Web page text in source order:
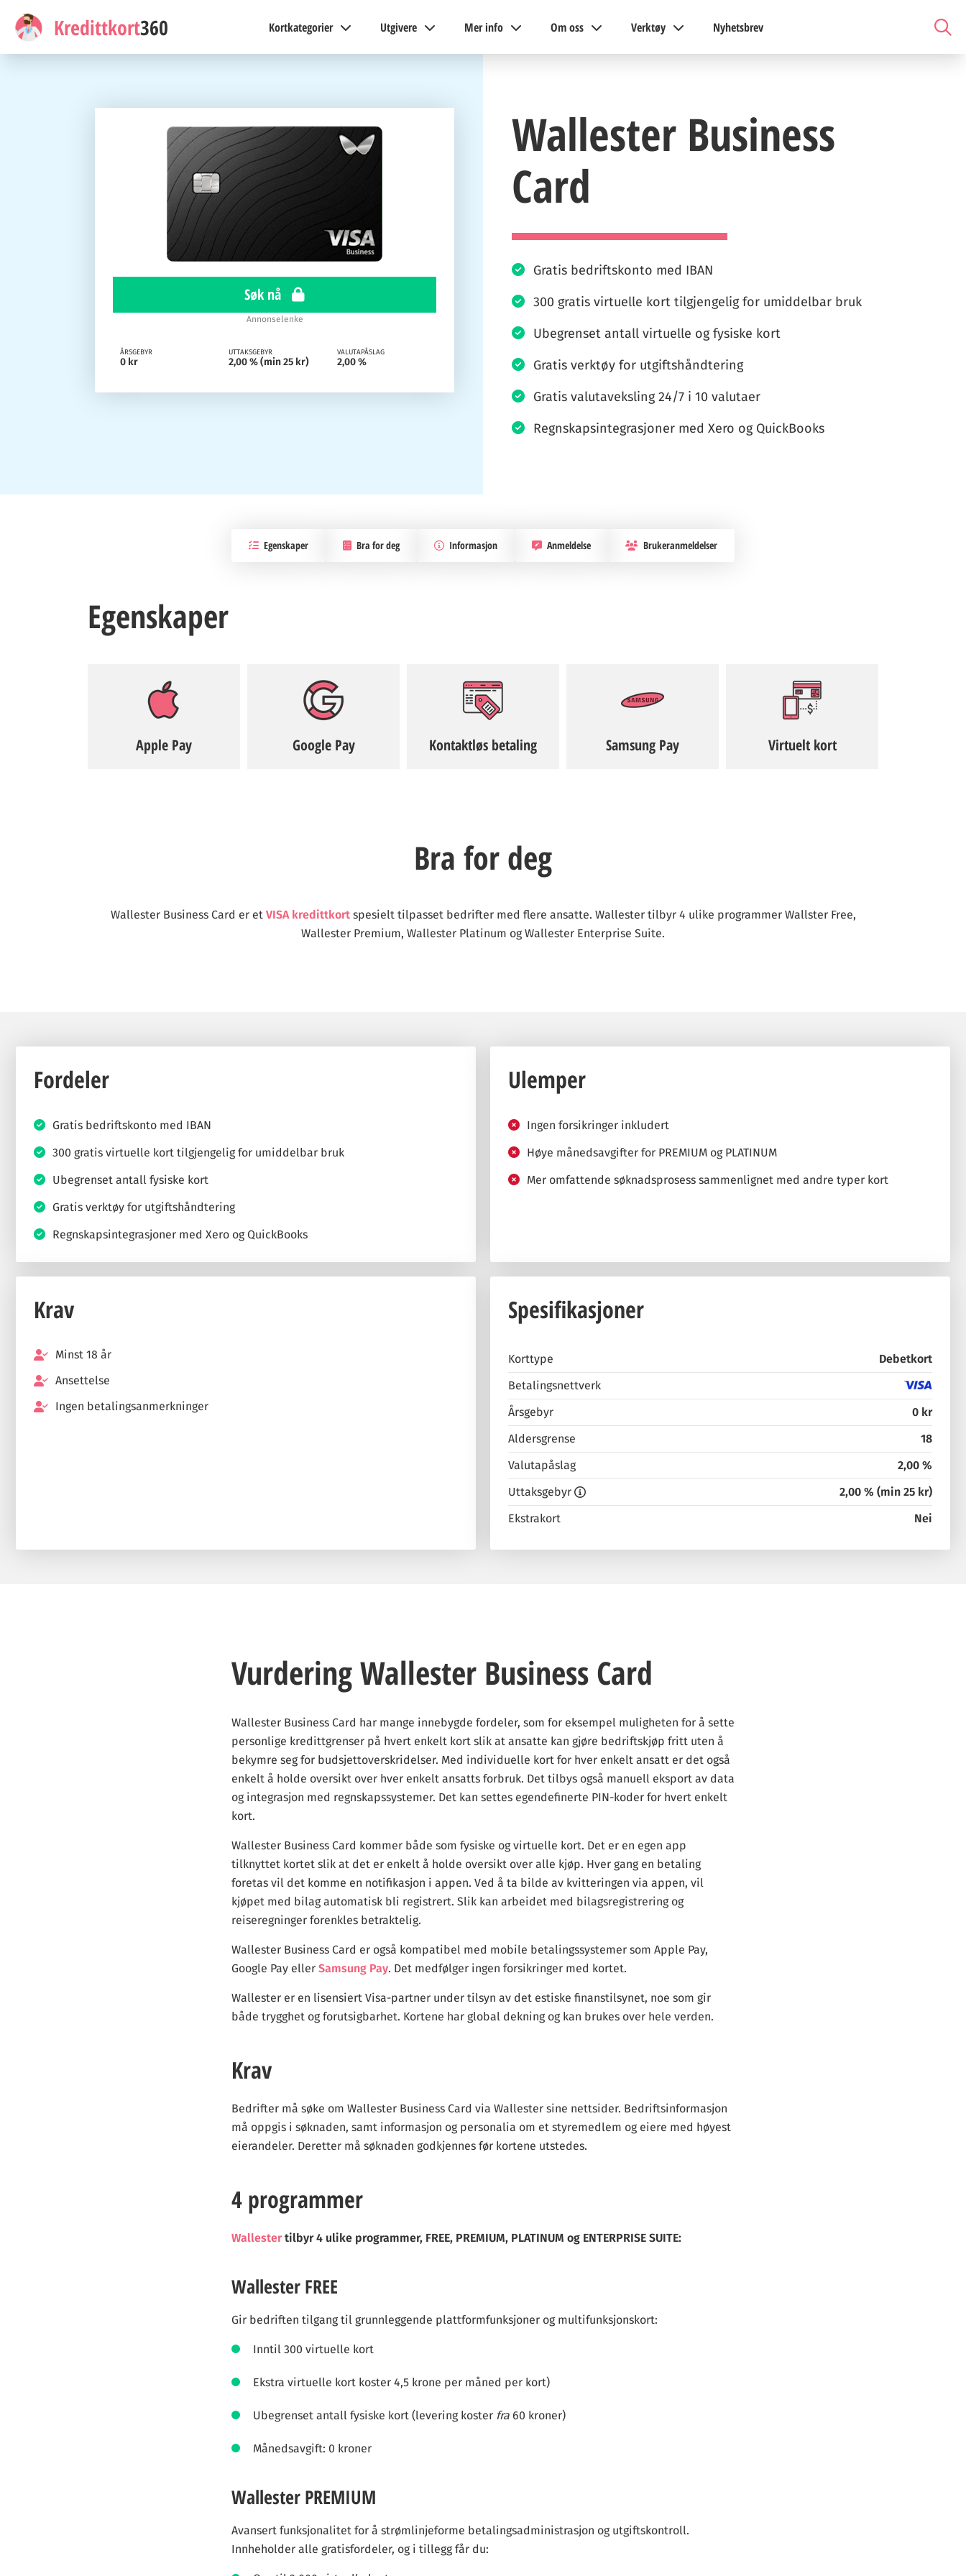
Kredittkort360 Kortkategorier Utgivere Mer info Om oss Verktøy Nyhetsbrev
Søk nå
Annonselenke
ÅRSGEBYR
0 kr
UTTAKSGEBYR
2,00 % (min 25 kr)
VALUTAPÅSLAG
2,00 %
Wallester Business
Card
Gratis bedriftskonto med IBAN
300 gratis virtuelle kort tilgjengelig for umiddelbar bruk
Ubegrenset antall virtuelle og fysiske kort
Gratis verktøy for utgiftshåndtering
Gratis valutaveksling 24/7 i 10 valutaer
Regnskapsintegrasjoner med Xero og QuickBooks
Egenskaper Bra for deg Informasjon Anmeldelse Brukeranmeldelser
Egenskaper
Apple Pay Google Pay Kontaktløs betaling Samsung Pay Virtuelt kort
Bra for deg
Wallester Business Card er et VISA kredittkortspesielt tilpasset bedrifter med flere ansatte. Wallester tilbyr 4 ulike programmer Wallster Free,
Wallester Premium, Wallester Platinum og Wallester Enterprise Suite.
Fordeler
Gratis bedriftskonto med IBAN
300 gratis virtuelle kort tilgjengelig for umiddelbar bruk
Ubegrenset antall fysiske kort
Gratis verktøy for utgiftshåndtering
Regnskapsintegrasjoner med Xero og QuickBooks
Ulemper
Ingen forsikringer inkludert
Høye månedsavgifter for PREMIUM og PLATINUM
Mer omfattende søknadsprosess sammenlignet med andre typer kort
Krav
Minst 18 år
Ansettelse
Ingen betalingsanmerkninger
Spesifikasjoner
Korttype
Debetkort
Betalingsnettverk
Årsgebyr
0 kr
Aldersgrense
18
Valutapåslag
2,00 %
Uttaksgebyr
2,00 % (min 25 kr)
Ekstrakort
Nei
Vurdering Wallester Business Card
Wallester Business Card har mange innebygde fordeler, som for eksempel muligheten for å sette
personlige kredittgrenser på hvert enkelt kort slik at ansatte kan gjøre bedriftskjøp fritt uten å
bekymre seg for budsjettoverskridelser. Med individuelle kort for hver enkelt ansatt er det også
enkelt å holde oversikt over hver enkelt ansatts forbruk. Det tilbys også manuell eksport av data
og integrasjon med regnskapssystemer. Det kan settes egendefinerte PIN-koder for hvert enkelt
kort.
Wallester Business Card kommer både som fysiske og virtuelle kort. Det er en egen app
tilknyttet kortet slik at det er enkelt å holde oversikt over alle kjøp. Hver gang en betaling
foretas vil det komme en notifikasjon i appen. Ved å ta bilde av kvitteringen via appen, vil
kjøpet med bilag automatisk bli registrert. Slik kan arbeidet med bilagsregistrering og
reiseregninger forenkles betraktelig.
Wallester Business Card er også kompatibel med mobile betalingssystemer som Apple Pay,
Google Pay eller Samsung Pay. Det medfølger ingen forsikringer med kortet.
Wallester er en lisensiert Visa-partner under tilsyn av det estiske finanstilsynet, noe som gir
både trygghet og forutsigbarhet. Kortene har global dekning og kan brukes over hele verden.
Krav
Bedrifter må søke om Wallester Business Card via Wallester sine nettsider. Bedriftsinformasjon
må oppgis i søknaden, samt informasjon og personalia om et styremedlem og eiere med høyest
eierandeler. Deretter må søknaden godkjennes før kortene utstedes.
4 programmer
Wallestertilbyr 4 ulike programmer, FREE, PREMIUM, PLATINUM og ENTERPRISE SUITE:
Wallester FREE
Gir bedriften tilgang til grunnleggende plattformfunksjoner og multifunksjonskort:
Inntil 300 virtuelle kort
Ekstra virtuelle kort koster 4,5 krone per måned per kort)
Ubegrenset antall fysiske kort (levering koster fra 60 kroner)
Månedsavgift: 0 kroner
Wallester PREMIUM
Avansert funksjonalitet for å strømlinjeforme betalingsadministrasjon og utgiftskontroll.
Innheholder alle gratisfordeler, og i tillegg får du: